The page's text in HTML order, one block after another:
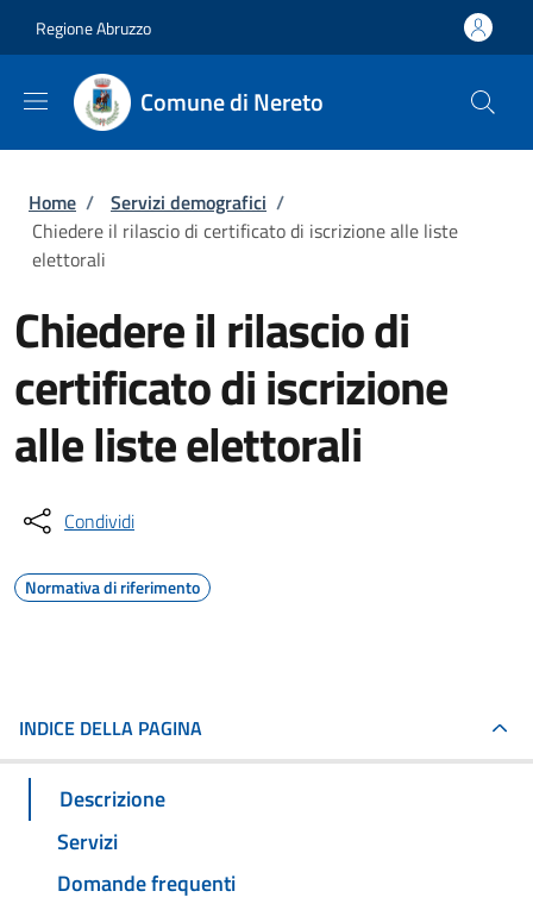
Regione Abruzzo
Comune di Nereto
Briciole di pane
Home / Servizi demografici /
Chiedere il rilascio di certificato di iscrizione alle liste
elettorali
Chiedere il rilascio di
certificato di iscrizione
alle liste elettorali
Condividi
Normativa di riferimento
INDICE DELLA PAGINA
Descrizione
Servizi
Domande frequenti